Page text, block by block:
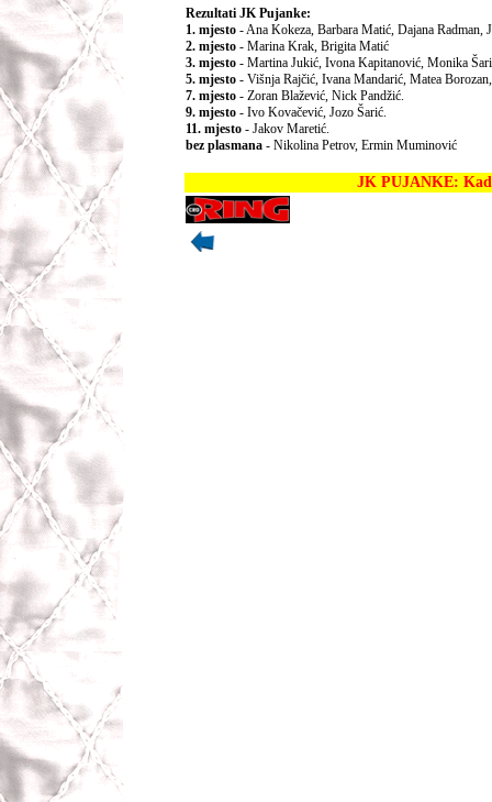
Rezultati JK Pujanke:
1. mjesto - Ana Kokeza, Barbara Matić, Dajana Radman,
2. mjesto - Marina Krak, Brigita Matić
3. mjesto - Martina Jukić, Ivona Kapitanović, Monika
5. mjesto - Višnja Rajčić, Ivana Mandarić, Matea
7. mjesto - Zoran Blažević, Nick Pandžić.
9. mjesto - Ivo Kovačević, Jozo Šarić.
11. mjesto - Jakov Maretić.
bez plasmana - Nikolina Petrov, Ermin Muminović
JK PUJANKE: